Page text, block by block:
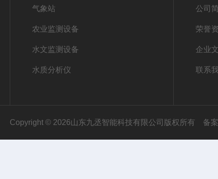
气象站
农业监测设备
水文监测设备
水质分析仪
公司
荣誉
企业
联系
Copyright © 2026山东九丞智能科技有限公司版权所有 备